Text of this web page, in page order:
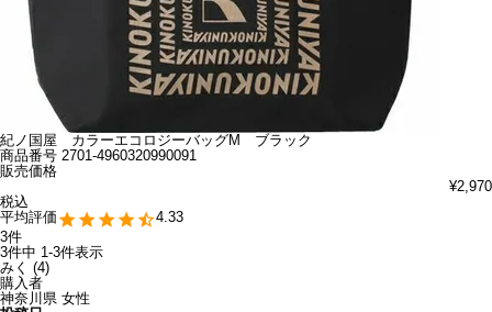
紀ノ国屋 カラーエコロジーバッグM ブラック
商品番号 2701-4960320990091
販売価格
¥2,970
税込
4.33
3
3件中 1 -3件表示
みく
4
購入者
神奈川県 女性